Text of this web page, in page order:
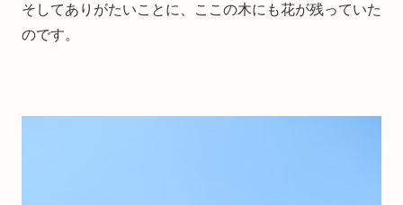
そしてありがたいことに、ここの木にも花が残っていた
のです。